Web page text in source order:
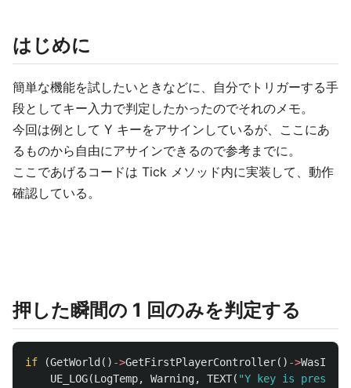
はじめに
簡単な機能を試したいときなどに、自分でトリガーする手
段としてキー入力で判定したかったのでそれのメモ。
今回は例として Y キーをアサインしているが、ここにあ
るものから自由にアサインできるので参考までに。
ここであげるコードは Tick メソッド内に実装して、動作
確認している。
押した瞬間の 1 回のみを判定する
if (GetWorld () ->GetFirstPlayerController() ->
UE_LOG(LogTemp, Warning, TEXT( "Y key is pressed"